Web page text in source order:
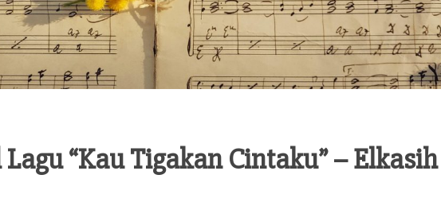
“Kau Tigakan Cintaku” – Elkasih